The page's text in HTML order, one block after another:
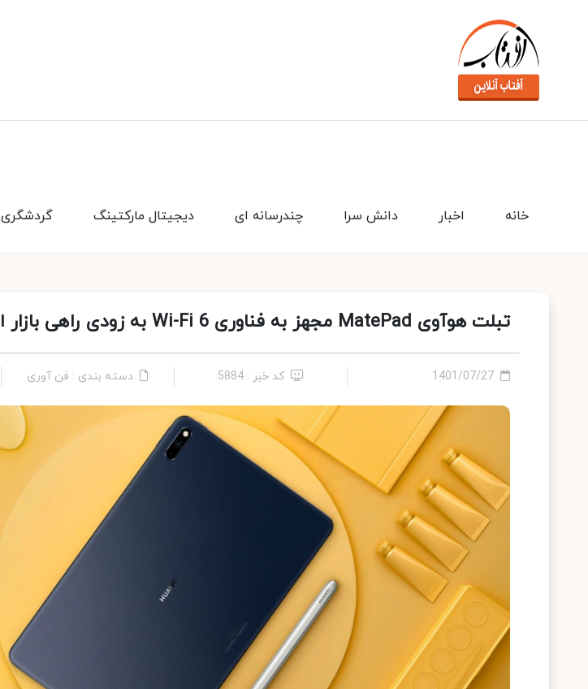
گردشگری دیجیتال مارکتینگ چندرسانه ای دانش سرا اخبار خانه
تبلت هوآوی MatePad مجهز به فناوری Wi-Fi 6 به زودی راهی بازار ایران می‌شود
1401/07/27 کد خبر : 5884 دسته بندی : فن آوری